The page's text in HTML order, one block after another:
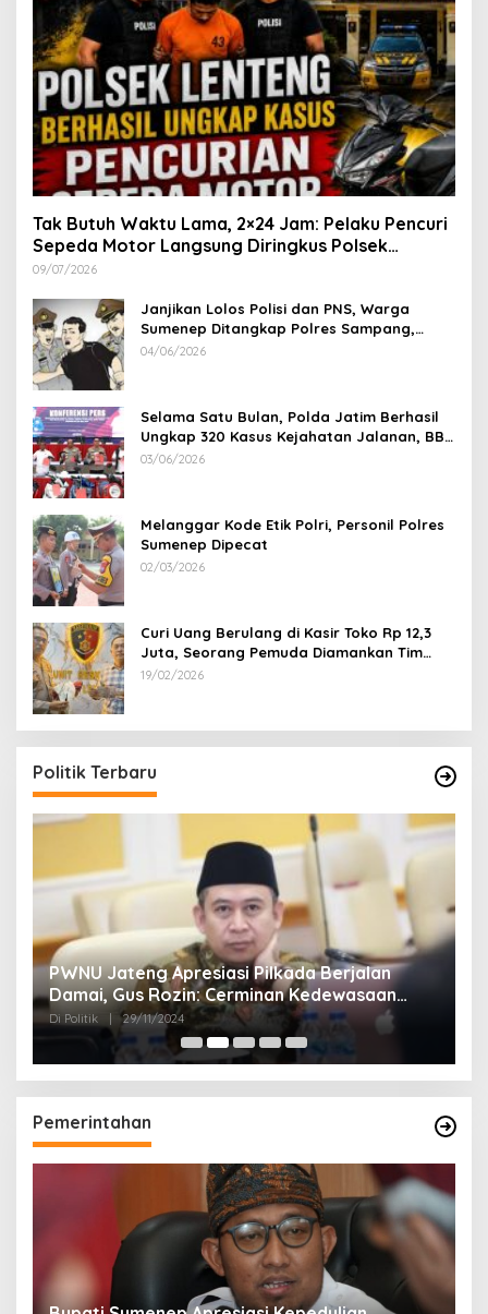
Tak Butuh Waktu Lama, 2×24 Jam: Pelaku Pencuri
Sepeda Motor Langsung Diringkus Polsek
Lenteng di Wilayah Manding
09/07/2026
Janjikan Lolos Polisi dan PNS, Warga
Sumenep Ditangkap Polres Sampang,
Korban Rugi Rp 600 juta
04/06/2026
Selama Satu Bulan, Polda Jatim Berhasil
Ungkap 320 Kasus Kejahatan Jalanan, BB
100 Sepeda Motor dan 12 Mobil Diamankan
03/06/2026
Melanggar Kode Etik Polri, Personil Polres
Sumenep Dipecat
02/03/2026
Curi Uang Berulang di Kasir Toko Rp 12,3
Juta, Seorang Pemuda Diamankan Tim
Reskrim Polsek Lenteng Sumenep
19/02/2026
Politik Terbaru
PWNU Jateng Apresiasi Pilkada Berjalan
Damai, Gus Rozin: Cerminan Kedewasaan
Politik Masyarakat
Di Politik 29/11/2024
Pemerintahan